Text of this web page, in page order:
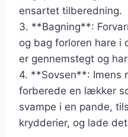
ensartet tilberedning.
3. **Bagning**:
og bag forloren hare i
er gennemstegt og
4. **Sovsen**: Imens
forberede en lækker
svampe i en pande,
krydderier, og lade